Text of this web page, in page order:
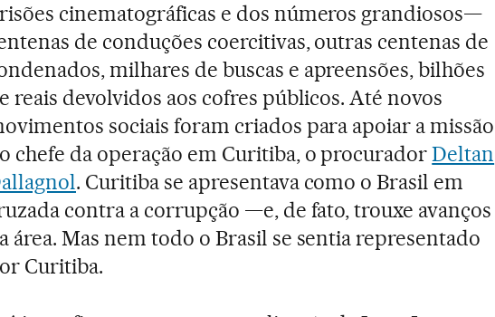
cinematográficas e dos números grandiosos—
de conduções coercitivas, outras centenas de
milhares de buscas e apreensões, bilhões
reais devolvidos aos cofres públicos. Até novos
sociais foram criados para apoiar a missão
chefe da operação em Curitiba, o procuradorDeltan
. Curitiba se apresentava como o Brasil em
contra a corrupção —e, de fato, trouxe avanços
área. Mas nem todo o Brasil se sentia representado
Curitiba.